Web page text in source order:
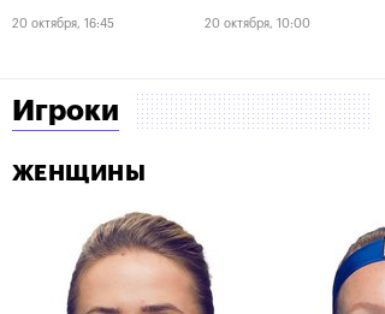
20 октября, 16:45 20 октября, 10:00
Игроки
ЖЕНЩИНЫ